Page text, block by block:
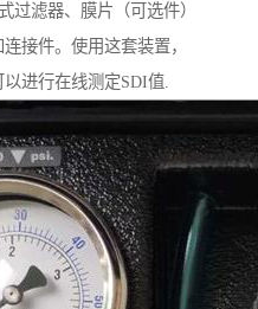
过滤器、膜片（可选件）
接件。使用这套装置，
进行在线测定SDI值.